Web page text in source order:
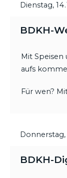
Dienstag,
BDKH-
Mit
aufs
Für wen?
Donnerstag,
BDKH-